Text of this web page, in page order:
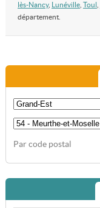
lès-Nancy, Lunéville, Toul
département.
Par code postal